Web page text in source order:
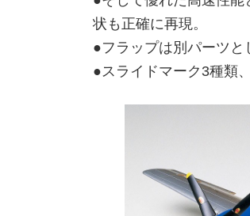
状も正確に再現。
●フラップは別パーツと
●スライドマーク3種類